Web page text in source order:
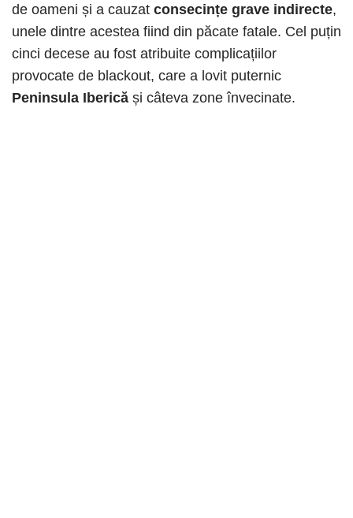
de oameni și a cauzat consecințe grave indirecte,
unele dintre acestea fiind din păcate fatale. Cel puțin
cinci decese au fost atribuite complicațiilor
provocate de blackout, care a lovit puternic
Peninsula Iberică și câteva zone învecinate.